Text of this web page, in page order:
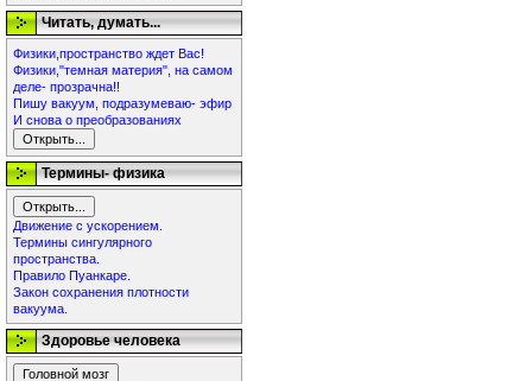
Читать, думать...
Физики,пространство ждет Вас!
Физики,"темная материя", на самом
деле- прозрачна!!
Пишу вакуум, подразумеваю- эфир
И снова о преобразованиях
Термины- физика
Движение с ускорением.
Термины сингулярного
пространства.
Правило Пуанкаре.
Закон сохранения плотности
вакуума.
Здоровье человека